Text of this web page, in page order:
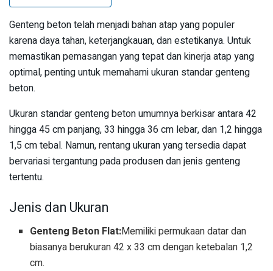
Genteng beton telah menjadi bahan atap yang populer
karena daya tahan, keterjangkauan, dan estetikanya. Untuk
memastikan pemasangan yang tepat dan kinerja atap yang
optimal, penting untuk memahami ukuran standar genteng
beton.
Ukuran standar genteng beton umumnya berkisar antara 42
hingga 45 cm panjang, 33 hingga 36 cm lebar, dan 1,2 hingga
1,5 cm tebal. Namun, rentang ukuran yang tersedia dapat
bervariasi tergantung pada produsen dan jenis genteng
tertentu.
Jenis dan Ukuran
Genteng Beton Flat:Memiliki permukaan datar dan
biasanya berukuran 42 x 33 cm dengan ketebalan 1,2
cm.